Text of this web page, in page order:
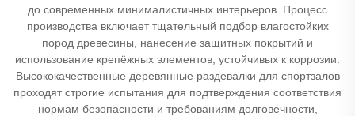
до современных минималистичных интерьеров. Процесс
производства включает тщательный подбор влагостойких
пород древесины, нанесение защитных покрытий и
использование крепёжных элементов, устойчивых к коррозии.
Высококачественные деревянные раздевалки для спортзалов
проходят строгие испытания для подтверждения соответствия
нормам безопасности и требованиям долговечности,